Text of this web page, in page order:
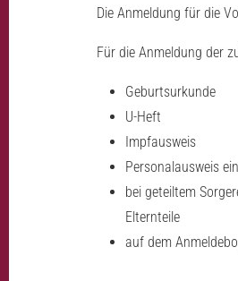
Die Anmeldung für die
Für die Anmeldung der
Geburtsurkunde
U-Heft
Impfausweis
Personalausweis
bei geteiltem
Elternteile
auf dem